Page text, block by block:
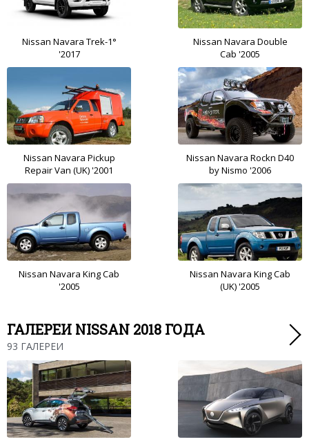
Nissan Navara Trek-1°
'2017
Nissan Navara Double
Cab '2005
Nissan Navara Pickup
Repair Van (UK) '2001
Nissan Navara Rockn D40
by Nismo '2006
Nissan Navara King Cab
'2005
Nissan Navara King Cab
(UK) '2005
ГАЛЕРЕИ NISSAN 2018 ГОДА
93 ГАЛЕРЕИ